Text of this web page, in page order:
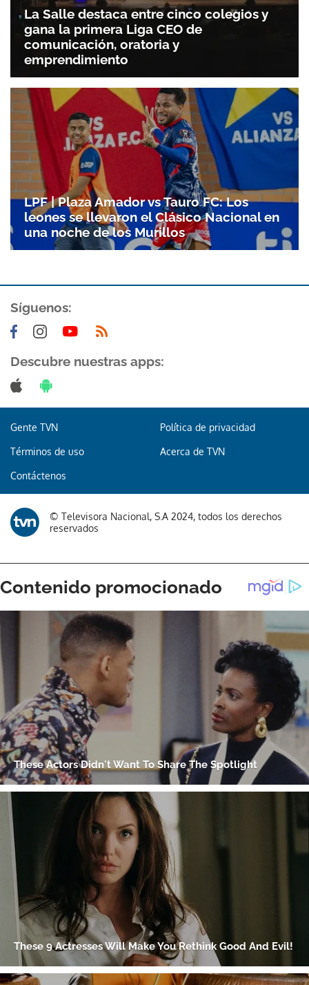
Gracias por suscribirte a nuestro boletín.
ACEPTAR
La Salle destaca entre cinco colegios y
gana la primera Liga CEO de
comunicación, oratoria y
emprendimiento
LPF | Plaza Amador vs Tauro FC: Los
leones se llevaron el Clásico Nacional en
una noche de los Murillos
Síguenos:
Descubre nuestras apps:
Gente TVN Política de privacidad
Términos de uso Acerca de TVN
Contáctenos
© Televisora Nacional, S.A 2024, todos los derechos
reservados